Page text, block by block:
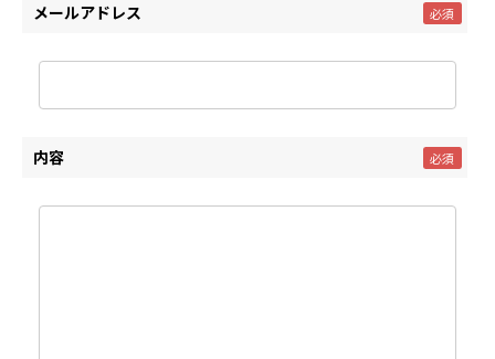
メールアドレス
内容